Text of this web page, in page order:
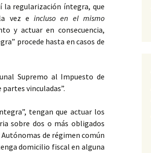
la regularización íntegra, que
la vez eincluso en el mismo
y actuar en consecuencia,
procede hasta en casos de
Supremo al Impuesto de
vinculadas”.
tengan que actuar los
sobre dos o más obligados
de régimen común
domicilio fiscal en alguna